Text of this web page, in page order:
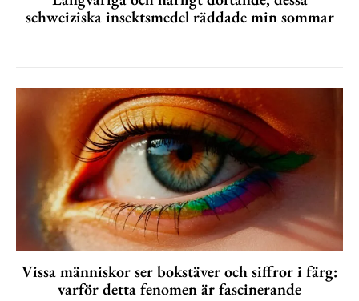
schweiziska insektsmedel räddade min sommar
Vissa människor ser bokstäver och siffror i färg:
varför detta fenomen är fascinerande